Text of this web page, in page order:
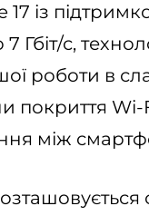
із
Гбіт/с,
роботи в
покриття
між